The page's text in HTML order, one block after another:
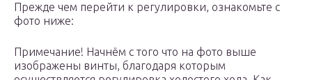
Прежде чем перейти к регулировки, ознакомьте с
фото ниже:
Примечание! Начнём с того что на фото выше
изображены винты, благодаря которым